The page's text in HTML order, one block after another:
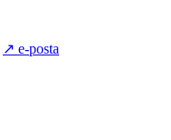
↗ e-posta